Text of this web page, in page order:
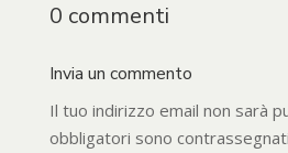
0 commenti
Invia un commento
Il tuo indirizzo email non sarà
obbligatori sono contrassegnati